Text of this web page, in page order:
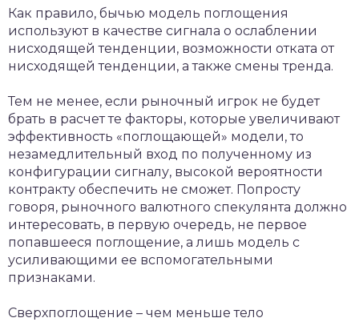
Как правило, бычью модель поглощения
используют в качестве сигнала о ослаблении
нисходящей тенденции, возможности отката от
нисходящей тенденции, а также смены тренда.
Тем не менее, если рыночный игрок не будет
брать в расчет те факторы, которые увеличивают
эффективность «поглощающей» модели, то
незамедлительный вход по полученному из
конфигурации сигналу, высокой вероятности
контракту обеспечить не сможет. Попросту
говоря, рыночного валютного спекулянта должно
интересовать, в первую очередь, не первое
попавшееся поглощение, а лишь модель с
усиливающими ее вспомогательными
признаками.
Сверхпоглощение – чем меньше тело